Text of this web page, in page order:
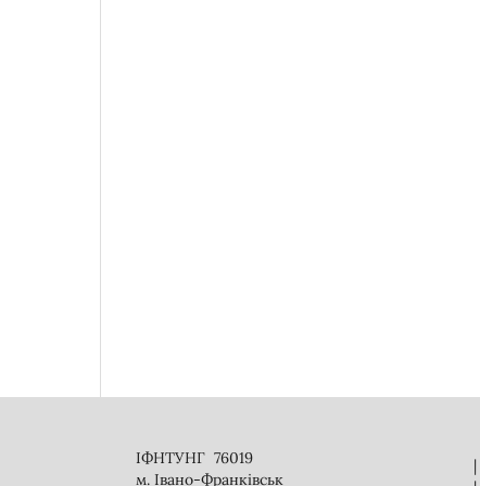
ІФНТУНГ 76019
м. Івано-Франківськ
|